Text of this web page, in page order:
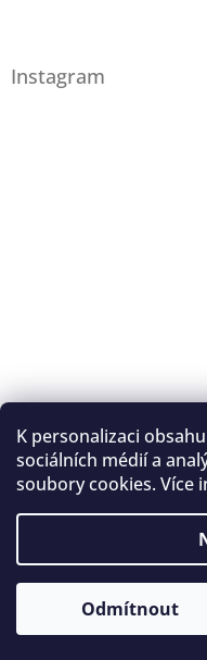
K personalizaci
sociálních médií a
soubory cookies. Více
Odmítnout
Instagram
Sledovat na
Registrace na
Vytvořil ShoptetCopyright